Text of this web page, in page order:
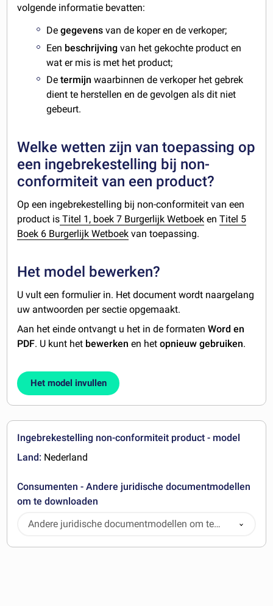
volgende informatie bevatten:
Degegevens van de koper en de verkoper;
Een beschrijving van het gekochte product en
wat er mis is met het product;
Determijn waarbinnen de verkoper het gebrek
dient te herstellen en de gevolgen als dit niet
gebeurt.
Welke wetten zijn van toepassing op
een ingebrekestelling bij non-
conformiteit van een product?
Op een ingebrekestelling bij non-conformiteit van een
product is Titel 1, boek 7 Burgerlijk Wetboek enTitel 5
Boek 6 Burgerlijk Wetboek van toepassing.
Het model bewerken?
U vult een formulier in. Het document wordt naargelang
uw antwoorden per sectie opgemaakt.
Aan het einde ontvangt u het in de formatenWord en
PDF. U kunt het bewerken en hetopnieuw gebruiken.
Het model invullen
Ingebrekestelling non-conformiteit product - model
Land: Nederland
Consumenten - Andere juridische documentmodellen
om te downloaden
Andere juridische documentmodellen om te
downloaden